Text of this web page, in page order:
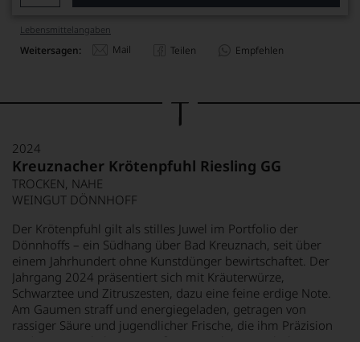
Lebensmittel­angaben
Weitersagen: Mail Teilen Empfehlen
2024
Kreuznacher Krötenpfuhl Riesling GG
TROCKEN, NAHE
WEINGUT DÖNNHOFF
Der Krötenpfuhl gilt als stilles Juwel im Portfolio der
Dönnhoffs – ein Südhang über Bad Kreuznach, seit über
einem Jahrhundert ohne Kunstdünger bewirtschaftet. Der
Jahrgang 2024 präsentiert sich mit Kräuterwürze,
Schwarztee und Zitruszesten, dazu eine feine erdige Note.
Am Gaumen straff und energiegeladen, getragen von
rassiger Säure und jugendlicher Frische, die ihm Präzision